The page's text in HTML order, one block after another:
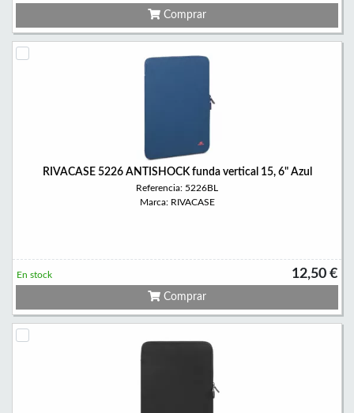
Comprar
RIVACASE 5226 ANTISHOCK funda vertical 15, 6" Azul
Referencia: 5226BL
Marca: RIVACASE
12,50 €
En stock
Comprar